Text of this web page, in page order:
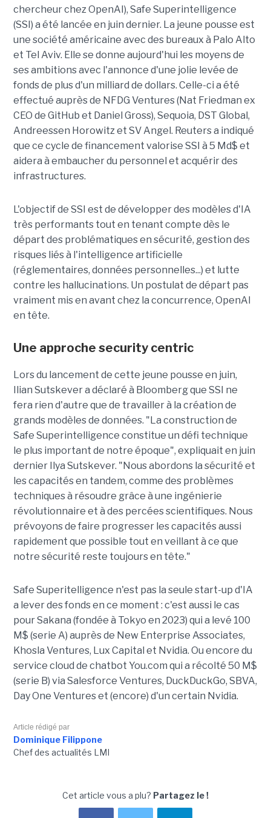
chercheur chez OpenAI), Safe Superintelligence
(SSI) a été lancée en juin dernier. La jeune pousse est
une société américaine avec des bureaux à Palo Alto
et Tel Aviv. Elle se donne aujourd'hui les moyens de
ses ambitions avec l'annonce d'une jolie levée de
fonds de plus d'un milliard de dollars. Celle-ci a été
effectué auprès de NFDG Ventures (Nat Friedman ex
CEO de GitHub et Daniel Gross), Sequoia, DST Global,
Andreessen Horowitz et SV Angel. Reuters a indiqué
que ce cycle de financement valorise SSI à 5 Md$ et
aidera à embaucher du personnel et acquérir des
infrastructures.
L'objectif de SSI est de développer des modèles d'IA
très performants tout en tenant compte dès le
départ des problématiques en sécurité, gestion des
risques liés à l'intelligence artificielle
(réglementaires, données personnelles...) et lutte
contre les hallucinations. Un postulat de départ pas
vraiment mis en avant chez la concurrence, OpenAI
en tête.
Une approche security centric
Lors du lancement de cette jeune pousse en juin,
Ilian Sutskever a déclaré à Bloomberg que SSI ne
fera rien d'autre que de travailler à la création de
grands modèles de données. "La construction de
Safe Superintelligence constitue un défi technique
le plus important de notre époque", expliquait en juin
dernier Ilya Sutskever. "Nous abordons la sécurité et
les capacités en tandem, comme des problèmes
techniques à résoudre grâce à une ingénierie
révolutionnaire et à des percées scientifiques. Nous
prévoyons de faire progresser les capacités aussi
rapidement que possible tout en veillant à ce que
notre sécurité reste toujours en tête."
Safe Superitelligence n'est pas la seule start-up d'IA
a lever des fonds en ce moment : c'est aussi le cas
pour Sakana (fondée à Tokyo en 2023) qui a levé 100
M$ (serie A) auprès de New Enterprise Associates,
Khosla Ventures, Lux Capital et Nvidia. Ou encore du
service cloud de chatbot You.com qui a récolté 50 M$
(serie B) via Salesforce Ventures, DuckDuckGo, SBVA,
Day One Ventures et (encore) d'un certain Nvidia.
Article rédigé par
Dominique Filippone
Chef des actualités LMI
Cet article vous a plu? Partagez le !